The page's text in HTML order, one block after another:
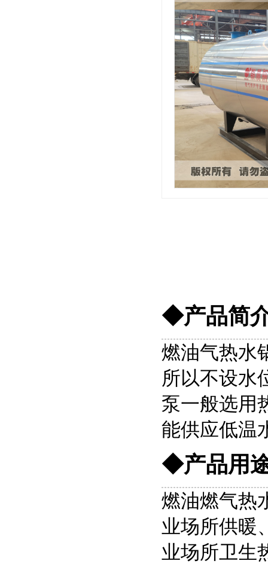
◆产品简
燃油气热水
所以不设水
泵一般选用
能供应低温
◆产品用
燃油燃气热
业场所供暖
业场所卫生